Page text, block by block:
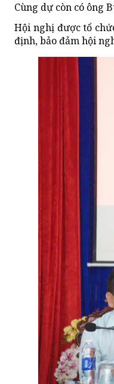
Cùng dự còn có ông
Hội nghị được tổ
định, bảo đảm hội